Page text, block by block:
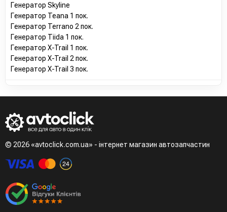
Генератор Skyline
Генератор Teana 1 пок.
Генератор Terrano 2 пок.
Генератор Tiida 1 пок.
Генератор X-Trail 1 пок.
Генератор X-Trail 2 пок.
Генератор X-Trail 3 пок.
© 2026 «avtoclick.com.ua» - інтернет магазин автозапчастин